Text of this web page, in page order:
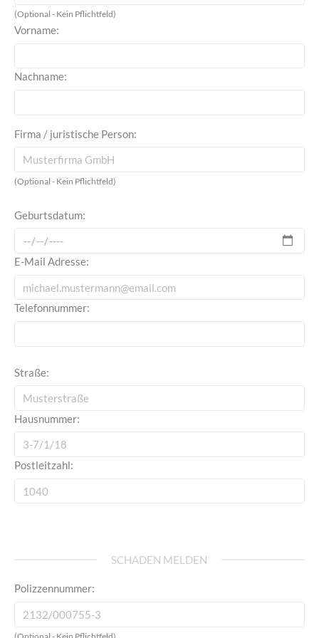
(Optional - Kein Pflichtfeld)
Vorname:
Nachname:
Firma / juristische Person:
(Optional - Kein Pflichtfeld)
Geburtsdatum:
E-Mail Adresse:
Telefonnummer:
Straße:
Hausnummer:
Postleitzahl:
SCHADEN MELDEN
Polizzennummer: